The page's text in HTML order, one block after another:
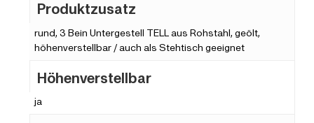
Produktzusatz
rund, 3 Bein Untergestell TELL aus Rohstahl, geölt,
höhenverstellbar / auch als Stehtisch geeignet
Höhenverstellbar
ja